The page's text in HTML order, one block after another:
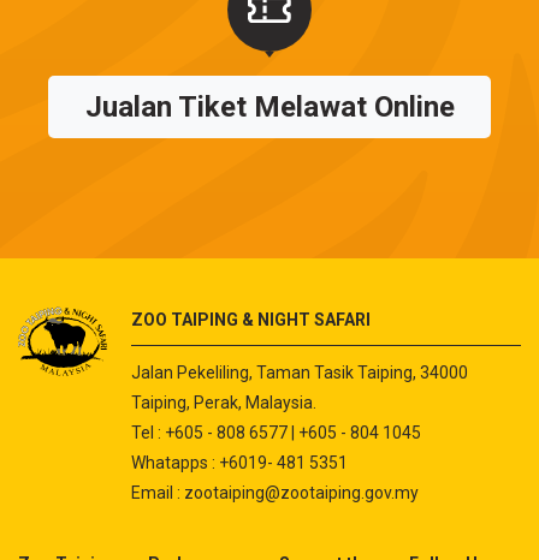
Jualan Tiket Melawat Online
ZOO TAIPING & NIGHT SAFARI
Jalan Pekeliling, Taman Tasik Taiping, 34000
Taiping, Perak, Malaysia.
Tel : +605 - 808 6577 | +605 - 804 1045
Whatapps : +6019- 481 5351
Email : zootaiping@zootaiping.gov.my